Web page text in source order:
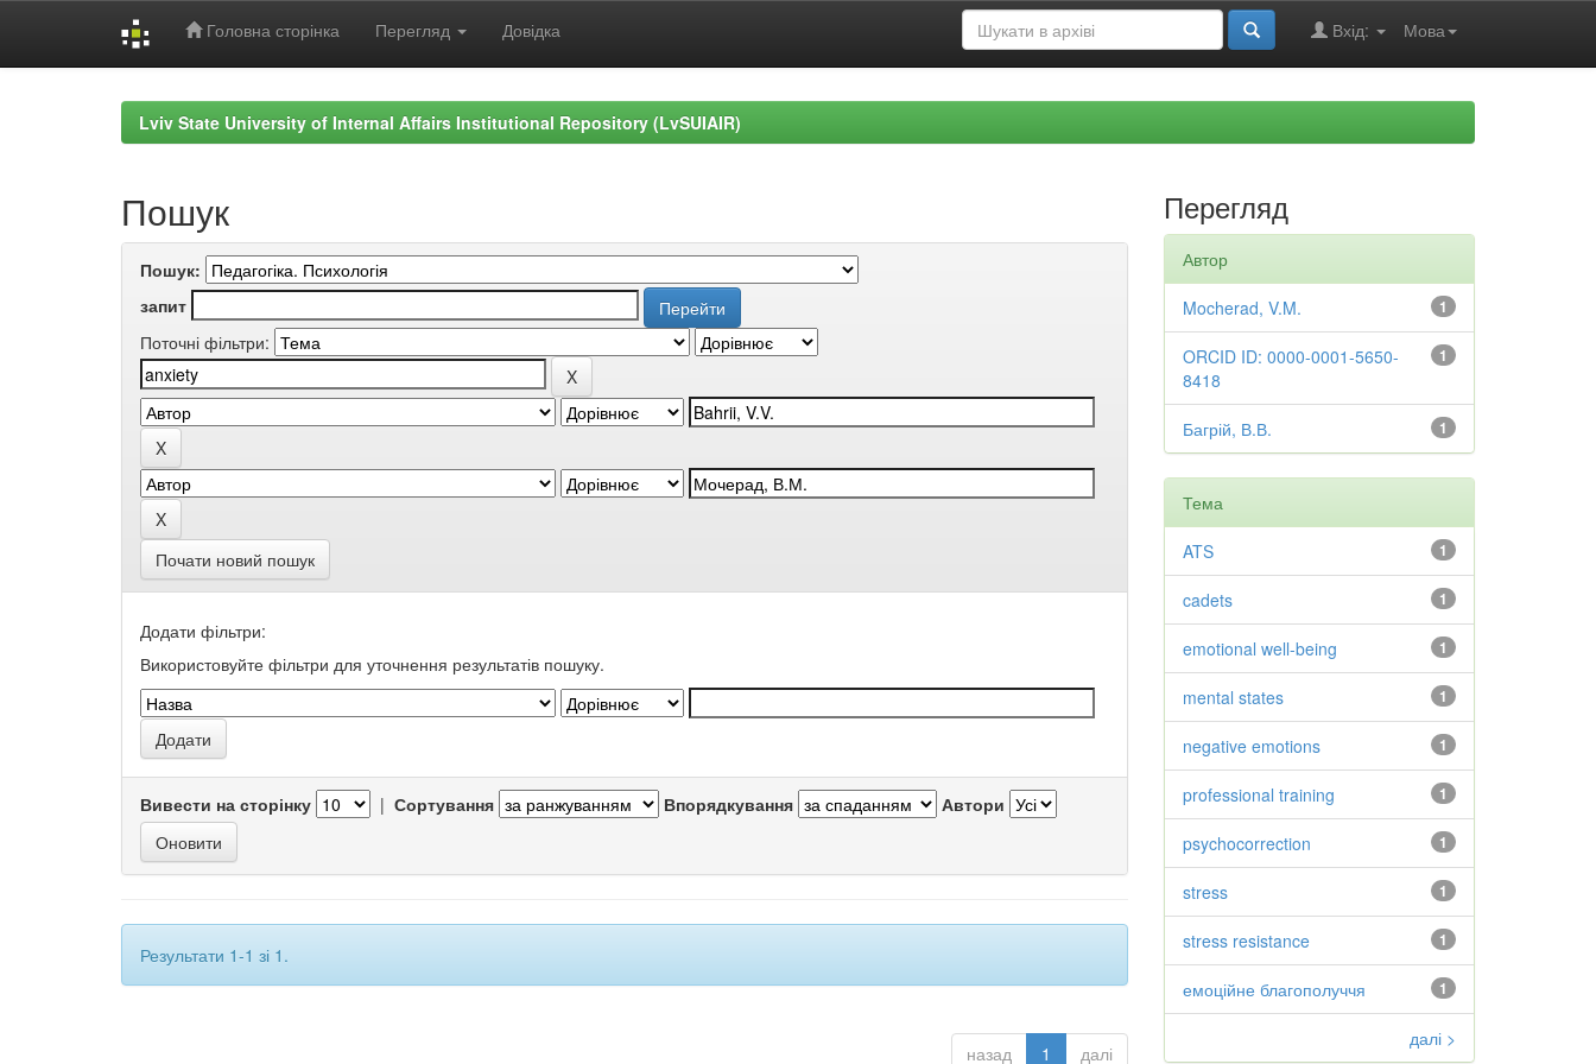
Головна сторінка Перегляд Довідка Мова
Вхід:
Lviv State University of Internal Affairs Institutional Repository (LvSUIAIR)
Пошук
Пошук:
запит
Поточні фільтри:
Почати новий пошук
Додати фільтри:
Використовуйте фільтри для уточнення результатів пошуку.
Вивести на сторінку | Сортування Впорядкування Автори
Результати 1-1 зі 1.
назад 1 далі
Перегляд
Автор
1
Mocherad, V.M.
1
ORCID ID: 0000-0001-5650-
8418
1
Багрій, В.В.
Тема
1
ATS
1
cadets
1
emotional well-being
1
mental states
1
negative emotions
1
professional training
1
psychocorrection
1
stress
1
stress resistance
1
емоційне благополуччя
далі >